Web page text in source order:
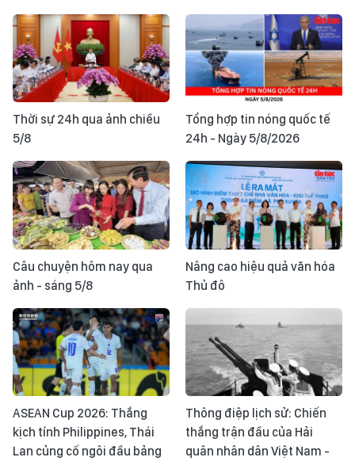
Thời sự 24h qua ảnh chiều
5/8
Tổng hợp tin nóng quốc tế
24h - Ngày 5/8/2026
Câu chuyện hôm nay qua
ảnh - sáng 5/8
Nâng cao hiệu quả văn hóa
Thủ đô
ASEAN Cup 2026: Thắng
kịch tính Philippines, Thái
Lan củng cố ngôi đầu bảng
Thông điệp lịch sử: Chiến
thắng trận đầu của Hải
quân nhân dân Việt Nam -